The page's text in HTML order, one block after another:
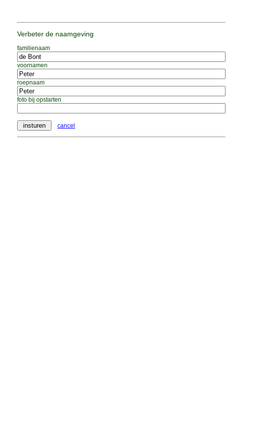
Verbeter de naamgeving
familienaam
voornamen
roepnaam
foto bij opstarten
cancel